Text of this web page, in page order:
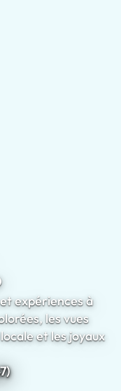
expériences à
les vues
et les joyaux